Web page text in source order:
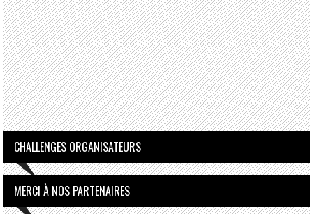
CHALLENGES ORGANISATEURS
MERCI À NOS PARTENAIRES